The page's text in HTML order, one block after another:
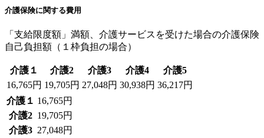
介護保険に関する費用
「支給限度額」満額、介護サービスを受けた場合の介護保険
自己負担額（１枠負担の場合）
介護１ 介護2 介護3 介護4
介護5
16,765円 19,705円 27,048円 30,938円 36,217円
介護１ 16,765円
介護2 19,705円
介護3 27,048円